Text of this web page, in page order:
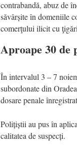
contrabandă, abuz de
săvârșite în domeniile
comerţului ilicit cu
Aproape 30 de
În intervalul 3 – 7
subordonate din
dosare penale
Polițiștii au pus în
calitatea de suspecți.